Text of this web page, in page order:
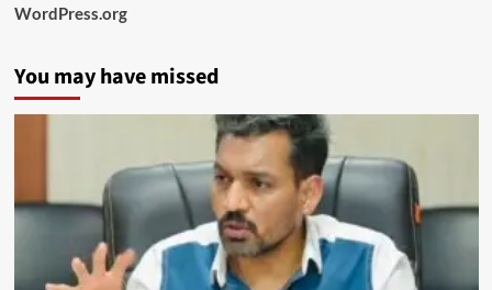
WordPress.org
You may have missed